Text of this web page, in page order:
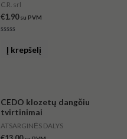
C.R. srl
€1.90 su PVM
Į krepšelį
CEDO klozetų dangčiu
tvirtinimai
ATSARGINĖS DALYS